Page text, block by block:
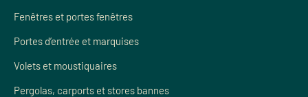
Fenêtres et portes fenêtres
Portes d’entrée et marquises
Volets et moustiquaires
Pergolas, carports et stores bannes